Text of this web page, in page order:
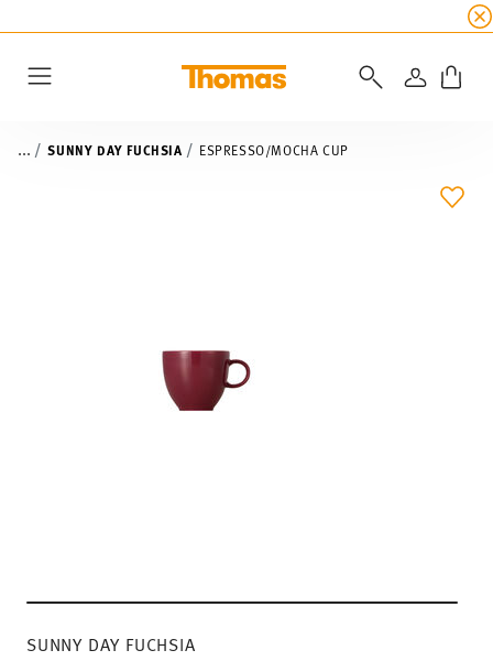
all
LOGIN
... SUNNY DAY FUCHSIA ESPRESSO/MOCHA CUP
SUNNY DAY FUCHSIA
ADD